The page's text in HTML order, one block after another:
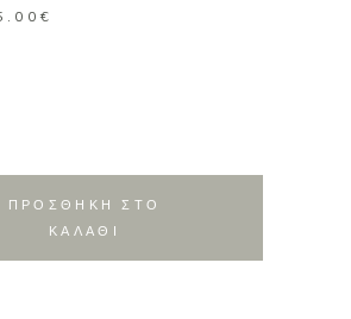
€
ΠΡΟΣΘΗΚΗ ΣΤΟ
ΚΑΛΑΘΙ